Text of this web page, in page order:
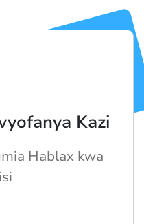
Kazi
Hablax kwa